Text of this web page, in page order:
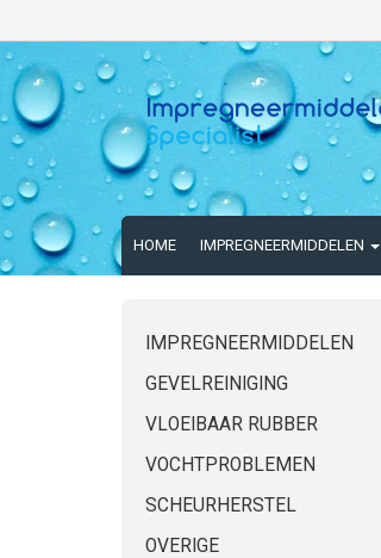
HOME IMPREGNEERMIDDELEN
IMPREGNEERMIDDELEN
GEVELREINIGING
VLOEIBAAR RUBBER
VOCHTPROBLEMEN
SCHEURHERSTEL
OVERIGE